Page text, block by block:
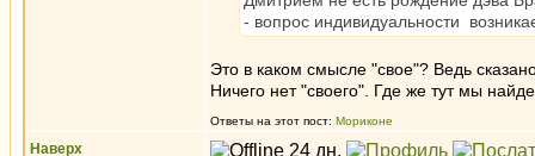
- вопрос индивидуальности
Это в каком смысле "свое"? Ведь
Ничего нет "своего". Где же тут мы
Ответы на этот пост: Мориконе
Наверх